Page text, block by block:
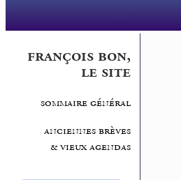
françois bon,
le site
sommaire général
anciennes brèves
& vieux agendas